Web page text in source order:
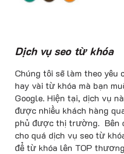
Dịch vụ seo từ khóa
Chúng tôi sẽ làm theo yêu
hay vài từ khóa mà bạn
Google. Hiện tại, dịch vụ
được nhiều khách hàng
phủ được thị trường. Bên
cho quá dịch vụ seo từ
để từ khóa lên TOP